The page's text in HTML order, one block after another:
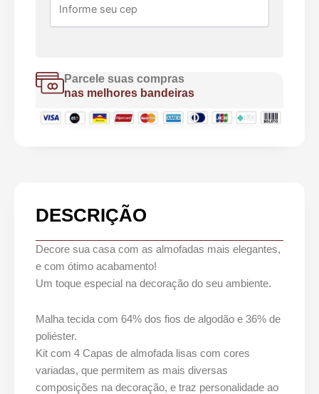
Parcele suas compras
nas melhores bandeiras
DESCRIÇÃO
Decore sua casa com as almofadas mais elegantes,
e com ótimo acabamento!
Um toque especial na decoração do seu ambiente.
Malha tecida com 64% dos fios de algodão e 36% de
poliéster.
Kit com 4 Capas de almofada lisas com cores
variadas, que permitem as mais diversas
composições na decoração, e traz personalidade ao